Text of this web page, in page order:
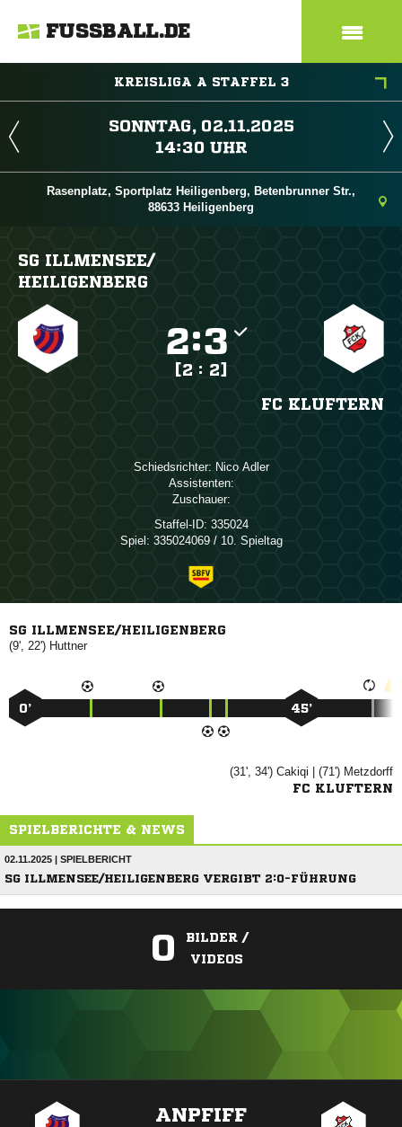
FUSSBALL.DE
KREISLIGA A STAFFEL 3
 
 
Rasenplatz, Sportplatz Heiligenberg, Betenbrunner Str.,
88633 Heiligenberg
SG ILLMENSEE/​
HEILIGENBERG
:
[2 : 2]
FC KLUFTERN
Schiedsrichter:  
Assistenten:
Zuschauer:
Staffel-ID: 335024
Spiel: 335024069 / 10. Spieltag
SG ILLMENSEE/HEILIGENBERG
(9', 22') 
0’ 45’
(31', 34')  | (71') 
FC KLUFTERN
SPIELBERICHTE & NEWS
02.11.2025 | SPIELBERICHT
SG ILLMENSEE/HEILIGENBERG VERGIBT 2:0-FÜHRUNG
0
BILDER /
VIDEOS
ANPFIFF